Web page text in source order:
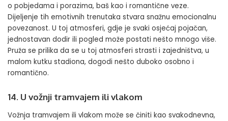
o pobjedama i porazima, baš kao i romantične veze.
Dijeljenje tih emotivnih trenutaka stvara snažnu emocionalnu
povezanost. U toj atmosferi, gdje je svaki osjećaj pojačan,
jednostavan dodir ili pogled može postati nešto mnogo više.
Pruža se prilika da se u toj atmosferi strasti i zajedništva, u
malom kutku stadiona, dogodi nešto duboko osobno i
romantično.
14. U vožnji tramvajem ili vlakom
Vožnja tramvajem ili vlakom može se činiti kao svakodnevna,